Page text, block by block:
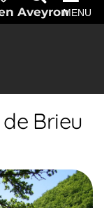
AveyronMENU
Brieu